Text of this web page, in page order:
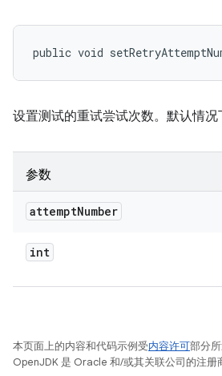
public void
设置测试的重试尝试次数。默认情况
参数
attemptNumber
int
本页面上的内容和代码示例受内容许可部分
OpenJDK 是 Oracle 和/或其关联公司的注册